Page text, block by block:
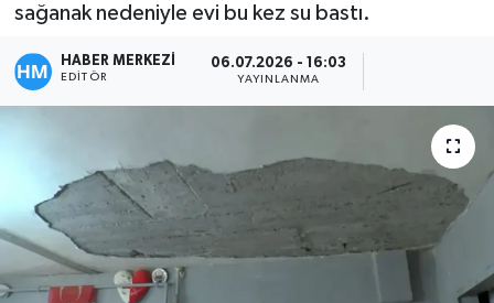
sağanak nedeniyle evi bu kez su bastı.
HABER MERKEZİ
EDITÖR
06.07.2026 - 16:03
YAYINLANMA